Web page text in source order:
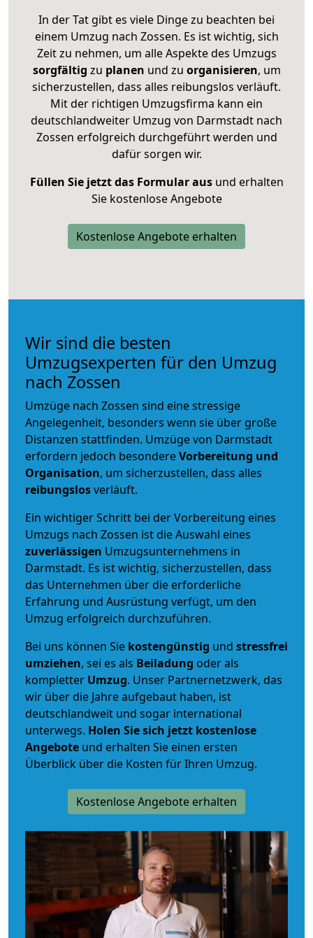
In der Tat gibt es viele Dinge zu beachten bei
einem Umzug nach Zossen. Es ist wichtig, sich
Zeit zu nehmen, um alle Aspekte des Umzugs
sorgfältig zu planen und zu organisieren, um
sicherzustellen, dass alles reibungslos verläuft.
Mit der richtigen Umzugsfirma kann ein
deutschlandweiter Umzug von Darmstadt nach
Zossen erfolgreich durchgeführt werden und
dafür sorgen wir.
Füllen Sie jetzt das Formular ausund erhalten
Sie kostenlose Angebote
Kostenlose Angebote erhalten
Wir sind die besten
Umzugsexperten für den Umzug
nach Zossen
Umzüge nach Zossen sind eine stressige
Angelegenheit, besonders wenn sie über große
Distanzen stattfinden. Umzüge von Darmstadt
erfordern jedoch besondereVorbereitung und
Organisation, um sicherzustellen, dass alles
reibungslosverläuft.
Ein wichtiger Schritt bei der Vorbereitung eines
Umzugs nach Zossen ist die Auswahl eines
zuverlässigen Umzugsunternehmens in
Darmstadt. Es ist wichtig, sicherzustellen, dass
das Unternehmen über die erforderliche
Erfahrung und Ausrüstung verfügt, um den
Umzug erfolgreich durchzuführen.
Bei uns können Sie kostengünstig und stressfrei
umziehen, sei es als Beiladung oder als
kompletter Umzug. Unser Partnernetzwerk, das
wir über die Jahre aufgebaut haben, ist
deutschlandweit und sogar international
unterwegs. Holen Sie sich jetzt kostenlose
Angebote und erhalten Sie einen ersten
Überblick über die Kosten für Ihren Umzug.
Kostenlose Angebote erhalten